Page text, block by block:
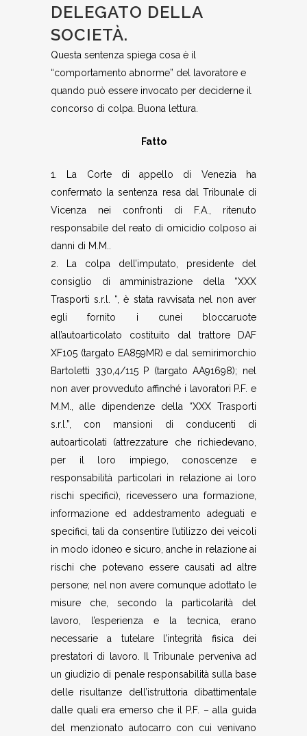
DELEGATO DELLA
SOCIETÀ.
Questa sentenza spiega cosa è il
“comportamento abnorme” del lavoratore e
quando può essere invocato per deciderne il
concorso di colpa. Buona lettura.
Fatto
1. La Corte di appello di Venezia ha
confermato la sentenza resa dal Tribunale di
Vicenza nei confronti di F.A., ritenuto
responsabile del reato di omicidio colposo ai
danni di M.M..
2. La colpa dell’imputato, presidente del
consiglio di amministrazione della “XXX
Trasporti s.r.l. “, è stata ravvisata nel non aver
egli fornito i cunei bloccaruote
all’autoarticolato costituito dal trattore DAF
XF105 (targato EA859MR) e dal semirimorchio
Bartoletti 330,4/115 P (targato AA91698); nel
non aver provveduto affinché i lavoratori P.F. e
M.M., alle dipendenze della “XXX Trasporti
s.r.l.”, con mansioni di conducenti di
autoarticolati (attrezzature che richiedevano,
per il loro impiego, conoscenze e
responsabilità particolari in relazione ai loro
rischi specifici), ricevessero una formazione,
informazione ed addestramento adeguati e
specifici, tali da consentire l’utilizzo dei veicoli
in modo idoneo e sicuro, anche in relazione ai
rischi che potevano essere causati ad altre
persone; nel non avere comunque adottato le
misure che, secondo la particolarità del
lavoro, l’esperienza e la tecnica, erano
necessarie a tutelare l’integrità fisica dei
prestatori di lavoro. Il Tribunale perveniva ad
un giudizio di penale responsabilità sulla base
delle risultanze dell’istruttoria dibattimentale
dalle quali era emerso che il P.F. – alla guida
del menzionato autocarro con cui venivano